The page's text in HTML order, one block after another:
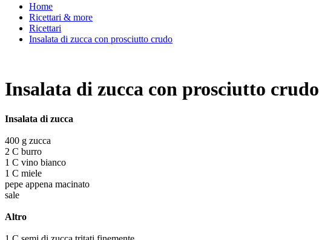
Home
Ricettari & more
Ricettari
Insalata di zucca con prosciutto crudo
Insalata di zucca con prosciutto crudo
Insalata di zucca
400 g zucca
2 C burro
1 C vino bianco
1 C miele
pepe appena macinato
sale
Altro